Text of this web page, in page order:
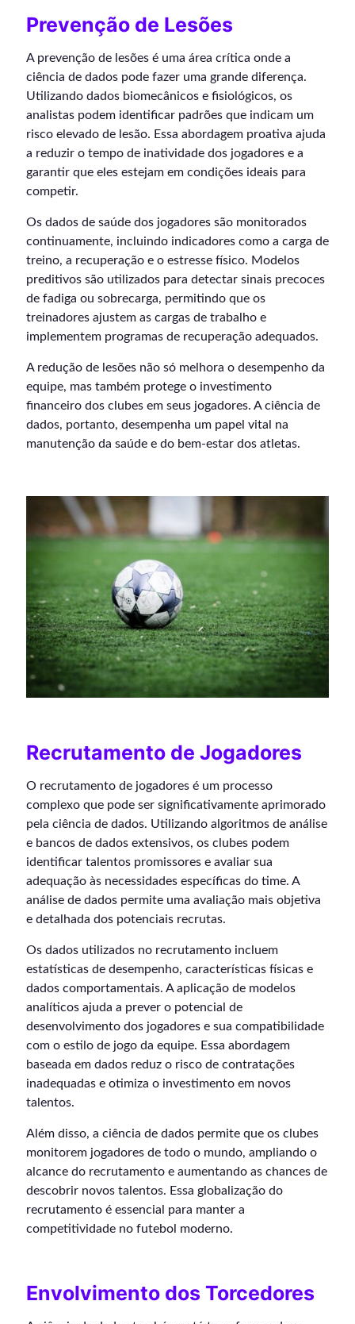
Prevenção de Lesões
A prevenção de lesões é uma área crítica onde a
ciência de dados pode fazer uma grande diferença.
Utilizando dados biomecânicos e fisiológicos, os
analistas podem identificar padrões que indicam um
risco elevado de lesão. Essa abordagem proativa ajuda
a reduzir o tempo de inatividade dos jogadores e a
garantir que eles estejam em condições ideais para
competir.
Os dados de saúde dos jogadores são monitorados
continuamente, incluindo indicadores como a carga de
treino, a recuperação e o estresse físico. Modelos
preditivos são utilizados para detectar sinais precoces
de fadiga ou sobrecarga, permitindo que os
treinadores ajustem as cargas de trabalho e
implementem programas de recuperação adequados.
A redução de lesões não só melhora o desempenho da
equipe, mas também protege o investimento
financeiro dos clubes em seus jogadores. A ciência de
dados, portanto, desempenha um papel vital na
manutenção da saúde e do bem-estar dos atletas.
Recrutamento de Jogadores
O recrutamento de jogadores é um processo
complexo que pode ser significativamente aprimorado
pela ciência de dados. Utilizando algoritmos de análise
e bancos de dados extensivos, os clubes podem
identificar talentos promissores e avaliar sua
adequação às necessidades específicas do time. A
análise de dados permite uma avaliação mais objetiva
e detalhada dos potenciais recrutas.
Os dados utilizados no recrutamento incluem
estatísticas de desempenho, características físicas e
dados comportamentais. A aplicação de modelos
analíticos ajuda a prever o potencial de
desenvolvimento dos jogadores e sua compatibilidade
com o estilo de jogo da equipe. Essa abordagem
baseada em dados reduz o risco de contratações
inadequadas e otimiza o investimento em novos
talentos.
Além disso, a ciência de dados permite que os clubes
monitorem jogadores de todo o mundo, ampliando o
alcance do recrutamento e aumentando as chances de
descobrir novos talentos. Essa globalização do
recrutamento é essencial para manter a
competitividade no futebol moderno.
Envolvimento dos Torcedores